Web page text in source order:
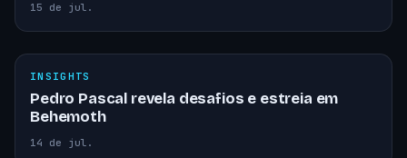
15 de jul.
INSIGHTS
Pedro Pascal revela desafios e estreia em
Behemoth
14 de jul.